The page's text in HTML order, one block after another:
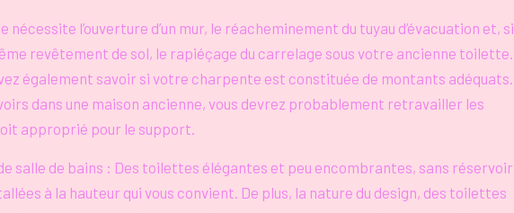
nécessite l’ouverture d’un mur, le réacheminement du tuyau d’évacuation et, si
revêtement de sol, le rapiéçage du carrelage sous votre ancienne toilette.
également savoir si votre charpente est constituée de montants adéquats.
dans une maison ancienne, vous devrez probablement retravailler les
approprié pour le support.
salle de bains : Des toilettes élégantes et peu encombrantes, sans réservoir
à la hauteur qui vous convient. De plus, la nature du design, des toilettes